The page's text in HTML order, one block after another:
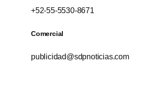
+52-55-5530-8671
Comercial
publicidad@sdpnoticias.com